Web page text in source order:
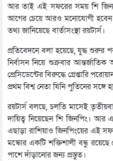
আর তাই এই সফরের সময় শি
আগের চেয়ে আরও মনোযোগী হবেন
তথ্য জানিয়েছে বার্তাসংস্থা রয়টার্স।
প্রতিবেদনে বলা হয়েছে, যুদ্ধ শুরুর
নির্বাসন নিয়ে শুক্রবার
প্রেসিডেন্টের বিরুদ্ধে গ্রেপ্তারি
প্রথম বিশ্ব নেতা যিনি পুতিনের সঙ্গে
রয়টার্স বলছে, চলতি মাসেই
দায়িত্ব নিয়েছেন শি জিনপিং। আর
এছাড়া রাশিয়াও জিনপিংয়ের এই
মস্কোর একটি শক্তিশালী বন্ধু রয়েছে
পাশে দাঁড়ানোর জন্য প্রস্তুত।